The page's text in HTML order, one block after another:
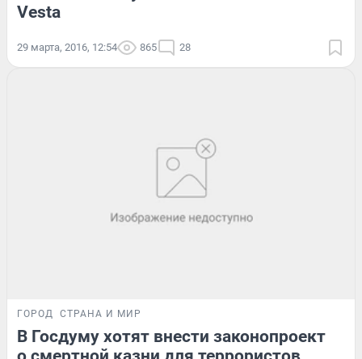
Vesta
29 марта, 2016, 12:54 865 28
ГОРОД СТРАНА И МИР
В Госдуму хотят внести законопроект